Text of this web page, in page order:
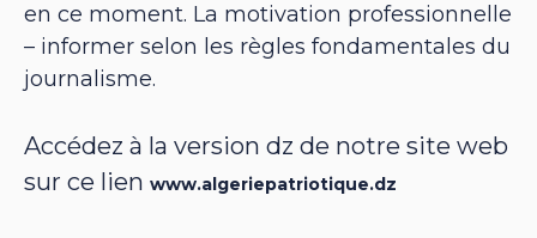
en ce moment. La motivation professionnelle
– informer selon les règles fondamentales du
journalisme.
Accédez à la version dz de notre site web
sur ce lien www.algeriepatriotique.dz